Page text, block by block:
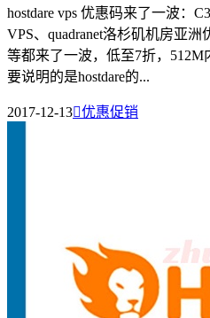
hostdare vps 优惠码来了一波：
VPS、quadranet洛杉矶机房亚
等都来了一波，低至7折，512M
要说明的是hostdare的...
2017-12-13优惠促销